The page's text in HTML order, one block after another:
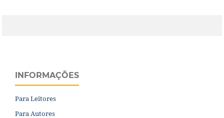
INFORMAÇÕES
Para Leitores
Para Autores